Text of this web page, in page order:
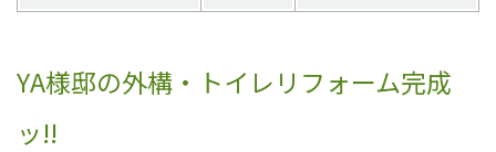
YA様邸の外構・トイレリフォーム完成
ッ!!